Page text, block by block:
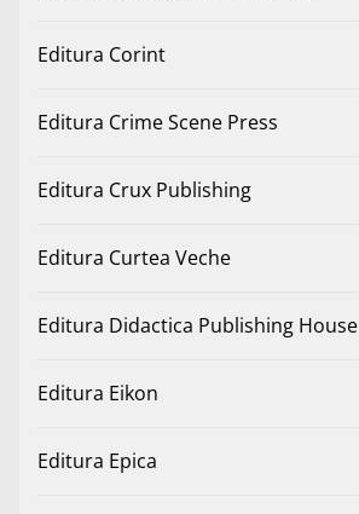
Editura Corint
Editura Crime Scene Press
Editura Crux Publishing
Editura Curtea Veche
Editura Didactica Publishing House
Editura Eikon
Editura Epica